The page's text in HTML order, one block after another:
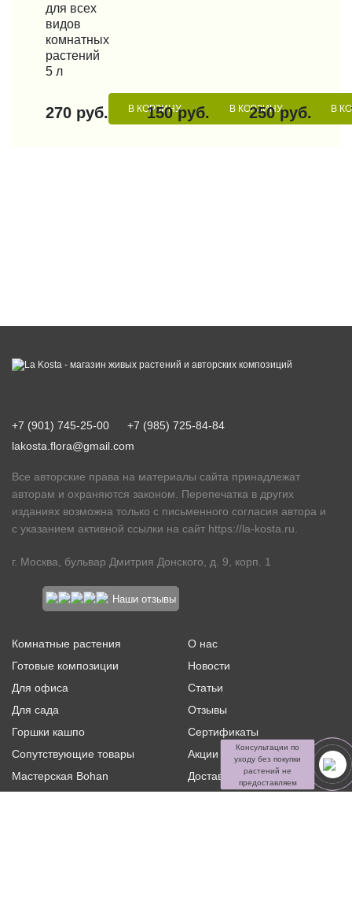
для всех
видов
комнатных
растений
5 л
270 руб. В КОРЗИНУ
150 руб. В КОРЗИНУ
250 руб. В
+7 (901) 745-25-00
+7 (985) 725-84-84
lakosta.flora@gmail.com
Все авторские права на материалы сайта принадлежат
авторам и охраняются законом. Перепечатка в других
изданиях возможна только с письменного согласия автора и
с указанием активной ссылки на сайт https://la-kosta.ru
г. Москва, бульвар Дмитрия Донского, д. 9, корп. 1
Наши отзывы
Комнатные растения
Готовые композиции
Для офиса
Для сада
Горшки кашпо
Сопутствующие товары
Мастерская Bohan
О нас
Новости
Статьи
Отзывы
Сертификаты
Акции и скидки
Доставка и оплата
Консультации по
уходу без покупки
растений не
предоставляем